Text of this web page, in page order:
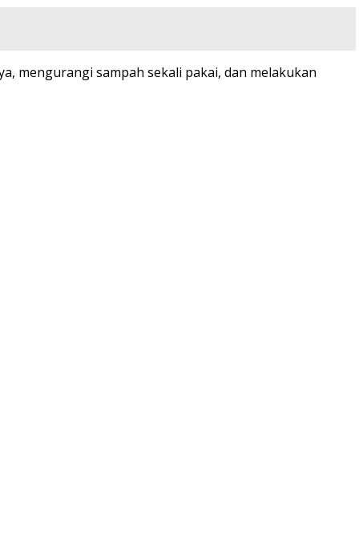
mengurangi sampah sekali pakai, dan melakukan